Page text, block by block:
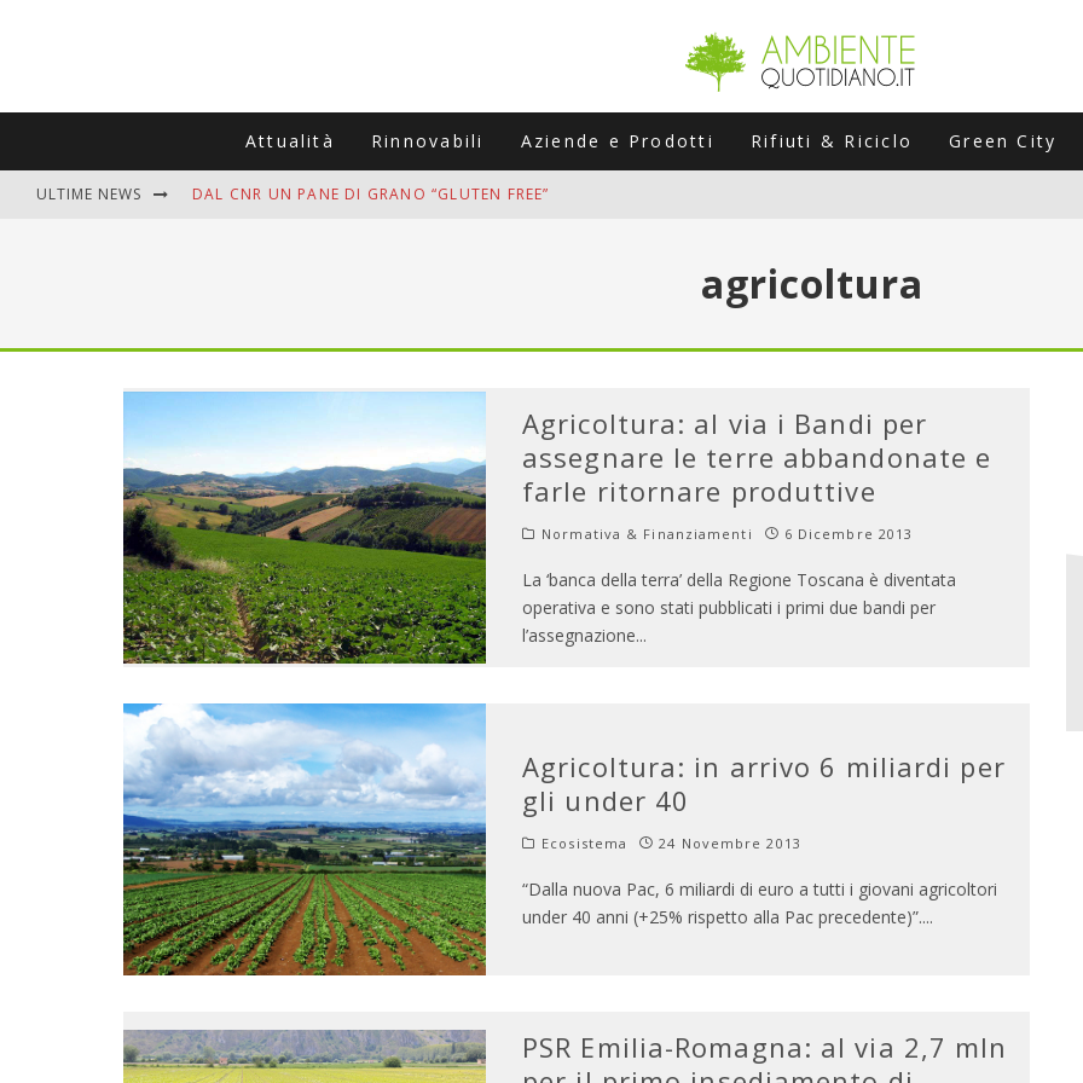
Attualità Rinnovabili Aziende e Prodotti Rifiuti & Riciclo Green City
ULTIME NEWS DAL CNR UN PANE DI GRANO “GLUTEN FREE”
MUTTI ASSUME A OLIVETO CITRA 400 COLLABORATORI STAGIONALI
ADDIO BOLLETTE SALATE? LA NUOVA FRONTIERA DEL FOTOVOLTAICO "PLUG & PLAY" CHE STA
agricoltura
Agricoltura: al via i Bandi per
assegnare le terre abbandonate e
farle ritornare produttive
Normativa & Finanziamenti 6 Dicembre 2013
La ‘banca della terra’ della Regione Toscana è diventata
operativa e sono stati pubblicati i primi due bandi per
l’assegnazione...
Agricoltura: in arrivo 6 miliardi per
gli under 40
Ecosistema 24 Novembre 2013
“Dalla nuova Pac, 6 miliardi di euro a tutti i giovani agricoltori
under 40 anni (+25% rispetto alla Pac precedente)”....
PSR Emilia-Romagna: al via 2,7 mln